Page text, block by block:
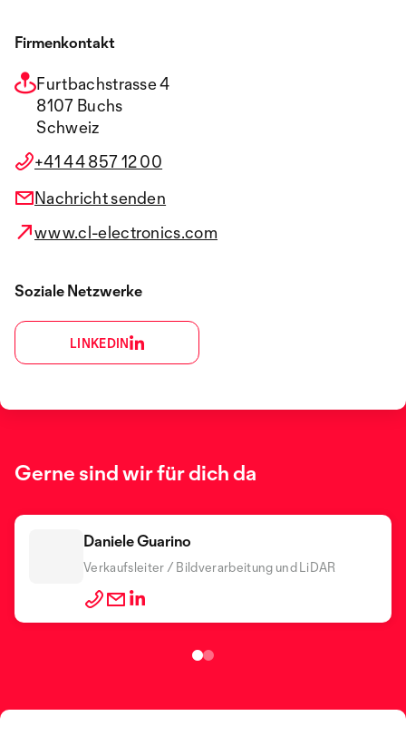
Firmenkontakt
Furtbachstrasse 4
8107 Buchs
Schweiz
+41 44 857 12 00
Nachricht senden
www.cl-electronics.com
Soziale Netzwerke
LINKEDIN
Gerne sind wir für dich da
Daniele Guarino
Verkaufsleiter / Bildverarbeitung und LiDAR
Vincenzo Vadrucci
Stromversorgungen, EMV und Messtechnik